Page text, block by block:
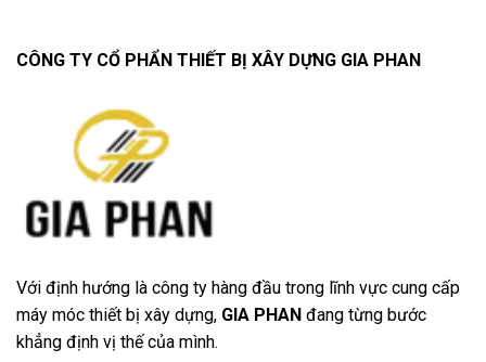
CÔNG TY CỔ PHẨN THIẾT BỊ XÂY DỰNG GIA PHAN
Với định hướng là công ty hàng đầu trong lĩnh vực cung cấp
máy móc thiết bị xây dựng, GIA PHAN đang từng bước
khẳng định vị thế của mình.